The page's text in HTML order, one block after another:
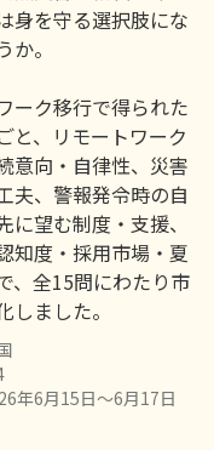
身を守る選択肢にな
か。
ーク移行で得られた
と、リモートワーク
意向・自律性、災害
夫、警報発令時の自
に望む制度・支援、
知度・採用市場・夏
、全15問にわたり市
しました。
年6月15日〜6月17日